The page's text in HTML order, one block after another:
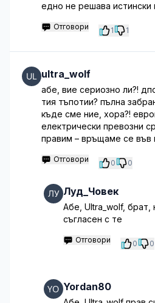
едно не решава истински
Отговори 1 1
ultra_wolf
абе, вие сериозно ли?!
тия тъпотии? пълна
къде сме ние, хора?!
електрически превозни
правим – връщаме се във
Отговори 0 0
Луд_Човек
Абе, Ultra_wolf,
съгласен с те
Отговори 0 0
Yordan80